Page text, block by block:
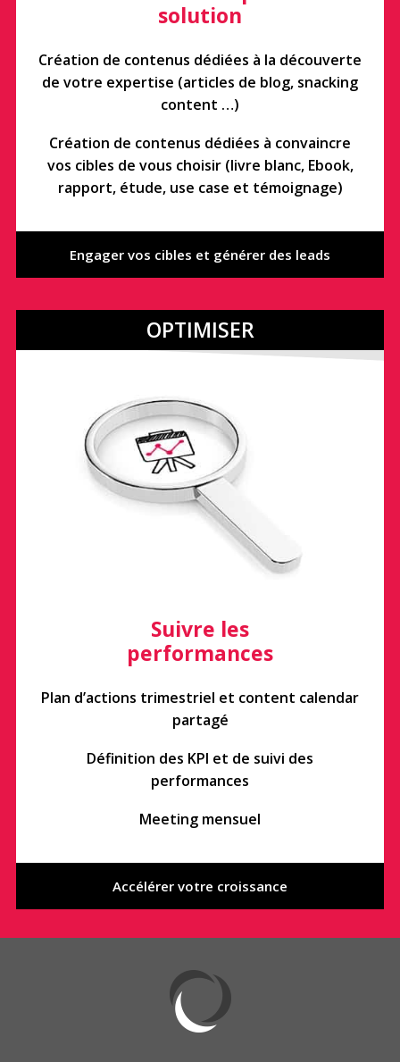
solution
Création de contenus dédiées à la découverte
de votre expertise (articles de blog, snacking
content …)
Création de contenus dédiées à convaincre
vos cibles de vous choisir (livre blanc, Ebook,
rapport, étude, use case et témoignage)
Engager vos cibles et générer des leads
OPTIMISER
Suivre les
performances
Plan d’actions trimestriel et content calendar
partagé
Définition des KPI et de suivi des
performances
Meeting mensuel
Accélérer votre croissance